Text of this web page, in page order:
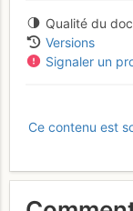
Qualité du
Versions
Signaler un
Ce contenu est